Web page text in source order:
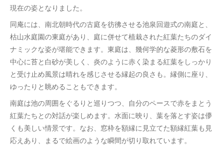
現在の姿となりました。
同庵には、南北朝時代の古庭を彷彿させる池泉回遊式の南庭と、
枯山水庭園の東庭があり、庭に併せて植栽された紅葉たちのダイ
ナミックな姿が堪能できます。東庭は、幾何学的な菱形の敷石を
中心に苔と白砂が美しく、炎のように赤く染まる紅葉をしっかり
と受け止め風景は晴れを感じさせる縁起の良さも。縁側に座り、
ゆったりと眺めることもできます。
南庭は池の周囲をぐるりと巡りつつ、自分のペースで赤をまとう
紅葉たちとの対話が楽しめます。水面に映り、葉を落とす姿は儚
くも美しい情景です。なお、窓枠を額縁に見立てた額縁紅葉も見
応えあり、まるで絵画のような瞬間が切り取れています。